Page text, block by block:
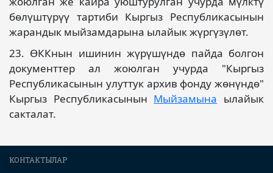
бөлүштүрүү тартиби Кыргыз Республикасынын
жарандык мыйзамдарына ылайык жүргүзүлөт.
23. ӨККнын ишинин жүрүшүндө пайда болгон
документтер ал жоюлган учурда "Кыргыз
Республикасынын улуттук архив фонду жөнүндө"
Кыргыз Республикасынын Мыйзамына ылайык
сакталат.
КОНТАКТЫЛАР